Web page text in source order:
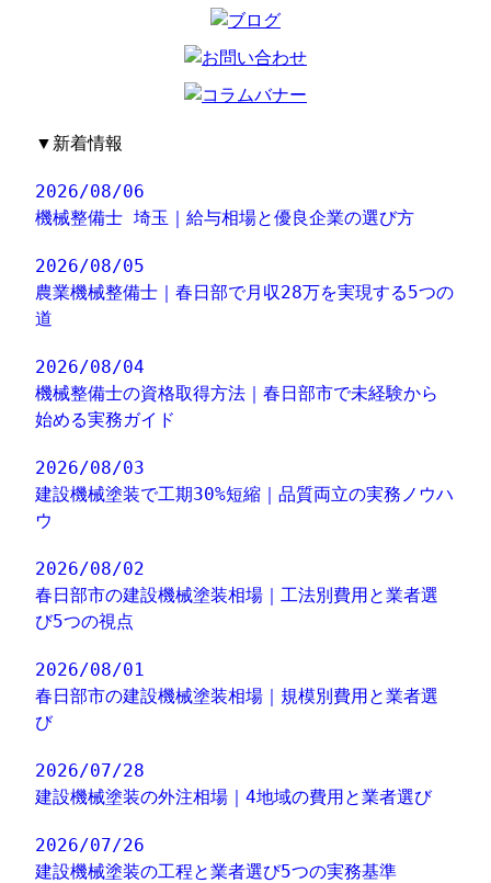
▼ 新着情報
2026/08/06
機械整備士 埼玉｜給与相場と優良企業の選び方
2026/08/05
農業機械整備士｜春日部で月収28万を実現する5つの
道
2026/08/04
機械整備士の資格取得方法｜春日部市で未経験から
始める実務ガイド
2026/08/03
建設機械塗装で工期30%短縮｜品質両立の実務ノウハ
ウ
2026/08/02
春日部市の建設機械塗装相場｜工法別費用と業者選
び5つの視点
2026/08/01
春日部市の建設機械塗装相場｜規模別費用と業者選
び
2026/07/28
建設機械塗装の外注相場｜4地域の費用と業者選び
2026/07/26
建設機械塗装の工程と業者選び5つの実務基準